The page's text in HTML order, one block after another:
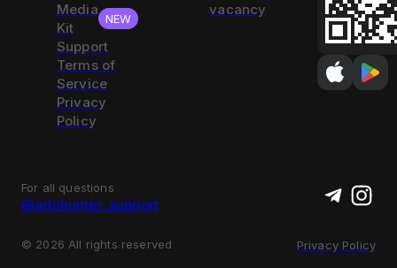
Media
Kit
NEW
Support
Terms of
Service
Privacy
Policy
vacancy
For all questions
@arbihunter_support
© 2026 All rights reserved Privacy Policy